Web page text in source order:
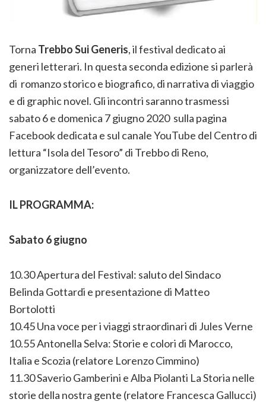
Torna Trebbo Sui Generis, il festival dedicato ai
generi letterari. In questa seconda edizione si parlerà
di romanzo storico e biografico, di narrativa di viaggio
e di graphic novel. Gli incontri saranno trasmessi
sabato 6 e domenica 7 giugno 2020 sulla pagina
Facebook dedicata e sul canale YouTube del Centro di
lettura “Isola del Tesoro” di Trebbo di Reno,
organizzatore dell’evento.
IL PROGRAMMA:
Sabato 6 giugno
10.30 Apertura del Festival: saluto del Sindaco
Belinda Gottardi e presentazione di Matteo
Bortolotti
10.45 Una voce per i viaggi straordinari di Jules Verne
10.55 Antonella Selva: Storie e colori di Marocco,
Italia e Scozia (relatore Lorenzo Cimmino)
11.30 Saverio Gamberini e Alba Piolanti La Storia nelle
storie della nostra gente (relatore Francesca Gallucci)